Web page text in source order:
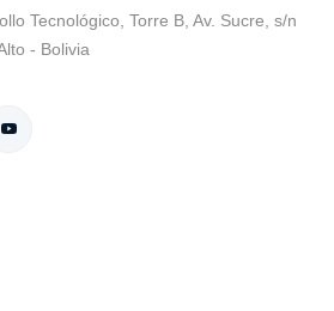
Tecnológico, Torre B, Av. Sucre, s/n
- Bolivia